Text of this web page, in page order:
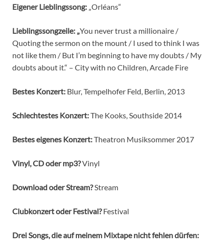
Eigener Lieblingssong: „Orléans“
Lieblingssongzeile: „You never trust a millionaire /
Quoting the sermon on the mount / I used to think I was
not like them / But I’m beginning to have my doubts / My
doubts about it.“ – City with no Children, Arcade Fire
Bestes Konzert: Blur, Tempelhofer Feld, Berlin, 2013
Schlechtestes Konzert:The Kooks, Southside 2014
Bestes eigenes Konzert:Theatron Musiksommer 2017
Vinyl, CD oder mp3?Vinyl
Download oder Stream?Stream
Clubkonzert oder Festival?Festival
Drei Songs, die auf meinem Mixtape nicht fehlen dürfen: